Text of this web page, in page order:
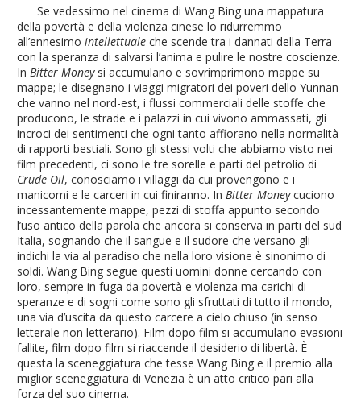
Se vedessimo nel cinema di Wang Bing una mappatura
della povertà e della violenza cinese lo ridurremmo
all’ennesimointellettuale che scende tra i dannati della Terra
con la speranza di salvarsi l’anima e pulire le nostre coscienze.
InBitter Moneysi accumulano e sovrimprimono mappe su
mappe; le disegnano i viaggi migratori dei poveri dello Yunnan
che vanno nel nord-est, i flussi commerciali delle stoffe che
producono, le strade e i palazzi in cui vivono ammassati, gli
incroci dei sentimenti che ogni tanto affiorano nella normalità
di rapporti bestiali. Sono gli stessi volti che abbiamo visto nei
film precedenti, ci sono le tre sorelle e parti del petrolio di
Crude Oil, conosciamo i villaggi da cui provengono e i
manicomi e le carceri in cui finiranno. InBitter Moneycuciono
incessantemente mappe, pezzi di stoffa appunto secondo
l’uso antico della parola che ancora si conserva in parti del sud
Italia, sognando che il sangue e il sudore che versano gli
indichi la via al paradiso che nella loro visione è sinonimo di
soldi. Wang Bing segue questi uomini donne cercando con
loro, sempre in fuga da povertà e violenza ma carichi di
speranze e di sogni come sono gli sfruttati di tutto il mondo,
una via d’uscita da questo carcere a cielo chiuso (in senso
letterale non letterario). Film dopo film si accumulano evasioni
fallite, film dopo film si riaccende il desiderio di libertà. È
questa la sceneggiatura che tesse Wang Bing e il premio alla
miglior sceneggiatura di Venezia è un atto critico pari alla
forza del suo cinema.